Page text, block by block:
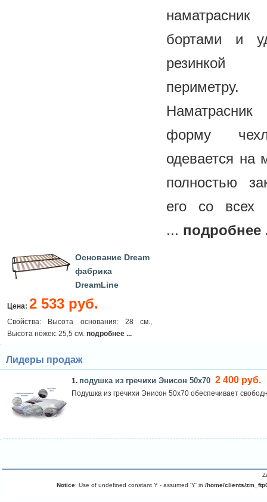
бортами и
периметру.
форму
одевается на
полностью
его со всех
... подробнее
Основание Dream
фабрика
DreamLine
Цена: 2 533 руб.
Свойства: Высота основания: 28 см.,
Высота ножек: 25,5 см. подробнее ...
Лидеры продаж
1. подушка из гречихи Энисон 50х70 2 400 руб.
Подушка из гречихи Энисон 50х70 обеспечивает
Notice: Use of undefined constant Y - assumed 'Y' in /home/clients/